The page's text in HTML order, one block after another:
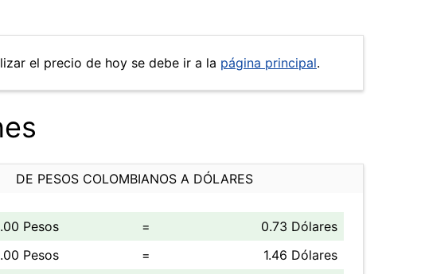
el precio de hoy se debe ir a la página principal.
DE PESOS COLOMBIANOS A DÓLARES
Pesos =
0.73 Dólares
Pesos
=
1.46 Dólares